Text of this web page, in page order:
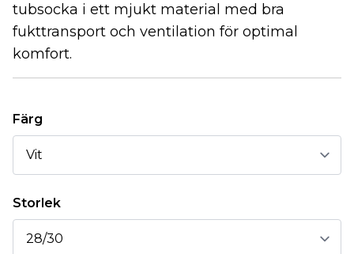
tubsocka i ett mjukt material med bra
fukttransport och ventilation för optimal
komfort.
Färg
Storlek